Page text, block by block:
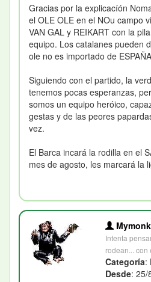
Gracias por la explicacíón
el OLE OLE en el NOu campo
VAN GAL y REIKART con la
equipo. Los catalanes pueden
ole no es importado de
Siguiendo con el partido, la
tenemos pocas esperanzas,
somos un equipo heróico,
gestas y de las peores
vez.
El Barca incará la rodilla en el
mes de agosto, les marcará la
Intenta
rodean... con
Categoría:
Desde: 25/